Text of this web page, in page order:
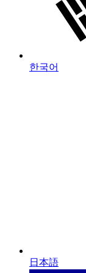
한국어
日本語